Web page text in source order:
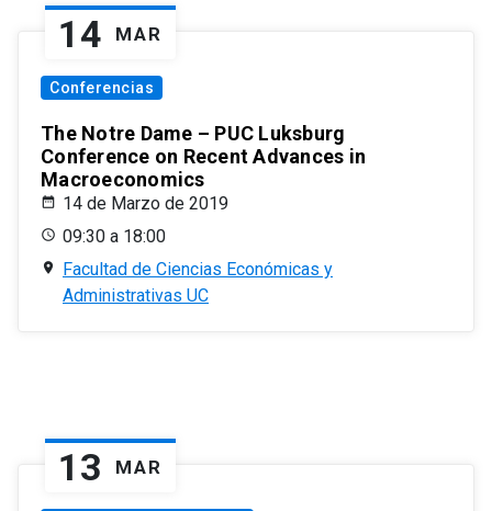
14 MAR
Conferencias
The Notre Dame – PUC Luksburg
Conference on Recent Advances in
Macroeconomics
14 de Marzo de 2019
09:30 a 18:00
Facultad de Ciencias Económicas y
Administrativas UC
13 MAR